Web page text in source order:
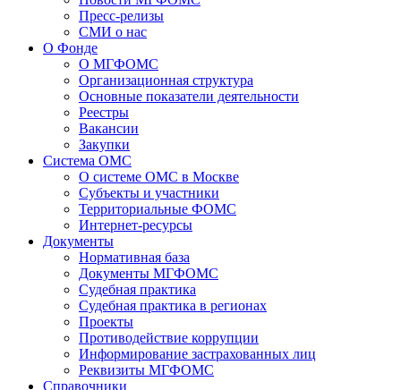
Пресс-релизы
СМИ о нас
О Фонде
О МГФОМС
Организационная структура
Основные показатели деятельности
Реестры
Вакансии
Закупки
Система ОМС
О системе ОМС в Москве
Субъекты и участники
Территориальные ФОМС
Интернет-ресурсы
Документы
Нормативная база
Документы МГФОМС
Судебная практика
Судебная практика в регионах
Проекты
Противодействие коррупции
Информирование застрахованных лиц
Реквизиты МГФОМС
Справочники